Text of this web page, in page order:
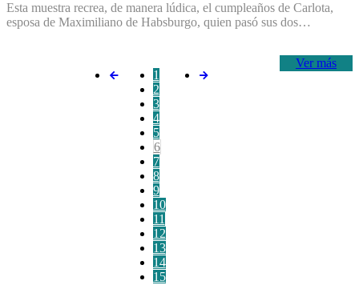
Esta muestra recrea, de manera lúdica, el cumpleaños de Carlota,
esposa de Maximiliano de Habsburgo, quien pasó sus dos…
Ver más
1
2
3
4
5
6
7
8
9
10
11
12
13
14
15